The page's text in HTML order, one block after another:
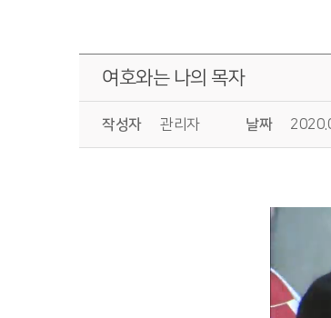
여호와는 나의 목자
작성자 관리자 날짜